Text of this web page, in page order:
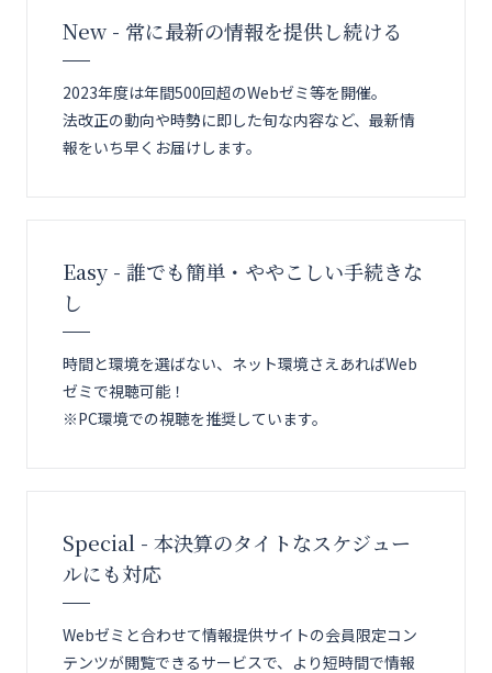
New - 常に最新の情報を提供し続ける
2023年度は年間500回超のWebゼミ等を開催。
法改正の動向や時勢に即した旬な内容など、最新情
報をいち早くお届けします。
Easy - 誰でも簡単・ややこしい手続きな
し
時間と環境を選ばない、ネット環境さえあればWeb
ゼミで視聴可能！
※PC環境での視聴を推奨しています。
Special - 本決算のタイトなスケジュー
ルにも対応
Webゼミと合わせて情報提供サイトの会員限定コン
テンツが閲覧できるサービスで、より短時間で情報